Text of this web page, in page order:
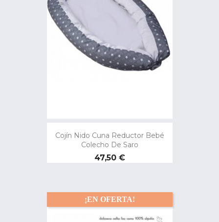
Cojín Nido Cuna Reductor Bebé
Colecho De Saro
Precio
47,50 €
¡EN OFERTA!